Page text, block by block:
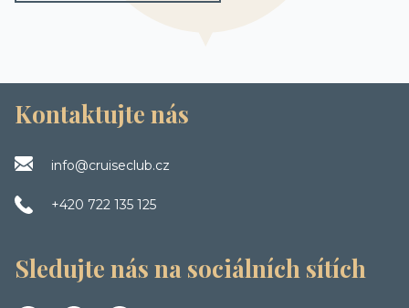
Kontaktujte nás
info@cruiseclub.cz
+420 722 135 125
Sledujte nás na sociálních sítích